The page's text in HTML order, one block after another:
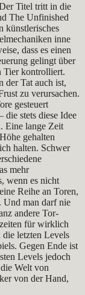
Titel tritt in die
The Unfinished
künstlerisches
inne
dass es einen
gelingt über
Tier kontrolliert.
der Tat auch ist,
zu verursachen.
gesteuert
die stets diese Idee
Eine lange Zeit
gehalten
halten. Schwer
mehr
wenn es nicht
Reihe an Toren,
Und man darf nie
andere Tor-
für wirklich
die letzten Levels
Gegen Ende ist
Levels jedoch
Welt von
von der Hand,